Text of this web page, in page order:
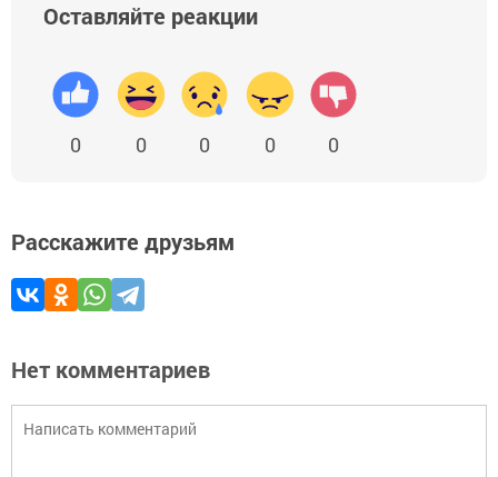
Оставляйте реакции
0 0 0 0 0
Расскажите друзьям
Нет комментариев